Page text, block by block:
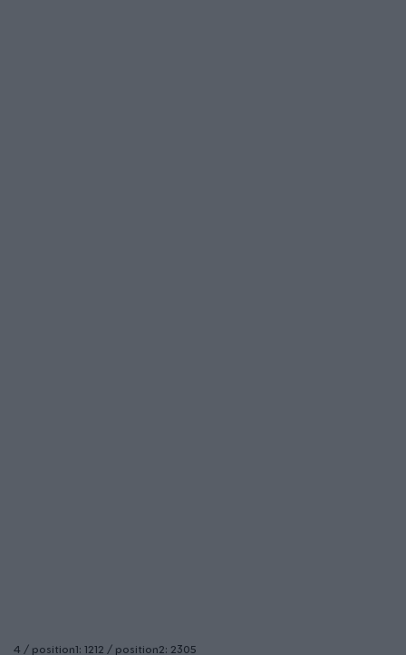
4 / position1: 1212 / position2: 2305